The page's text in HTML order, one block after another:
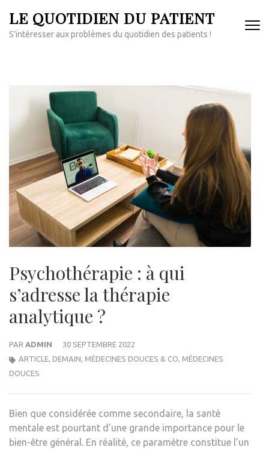
au
contenu
LE QUOTIDIEN DU PATIENT
S'intéresser aux problèmes du quotidien des patients !
Psychothérapie : à qui
s’adresse la thérapie
analytique ?
PAR ADMIN
30 SEPTEMBRE 2022
ARTICLE DEMAIN MÉDECINES DOUCES & CO MÉDECINES
DOUCES
Bien que considérée comme secondaire, la santé
mentale est pourtant d’une grande importance pour le
bien-être général. En réalité, ce paramètre constitue l’un